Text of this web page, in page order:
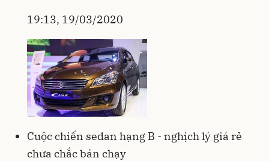
19:13, 19/03/2020
Cuộc chiến sedan hạng B - nghịch lý giá rẻ
chưa chắc bán chạy